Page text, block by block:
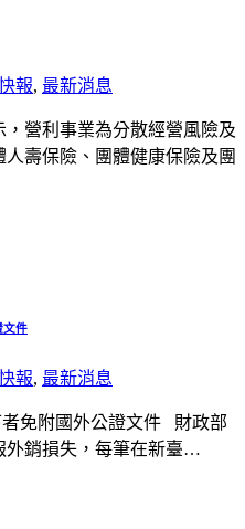
報, 最新消息
營利事業為分散經營風險及
壽保險、團體健康保險及團
文件
報, 最新消息
者免附國外公證文件 財政部
外銷損失，每筆在新臺…